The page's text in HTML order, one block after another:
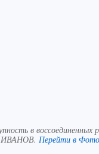
в воссоединенных
ИВАНОВ. Перейти в